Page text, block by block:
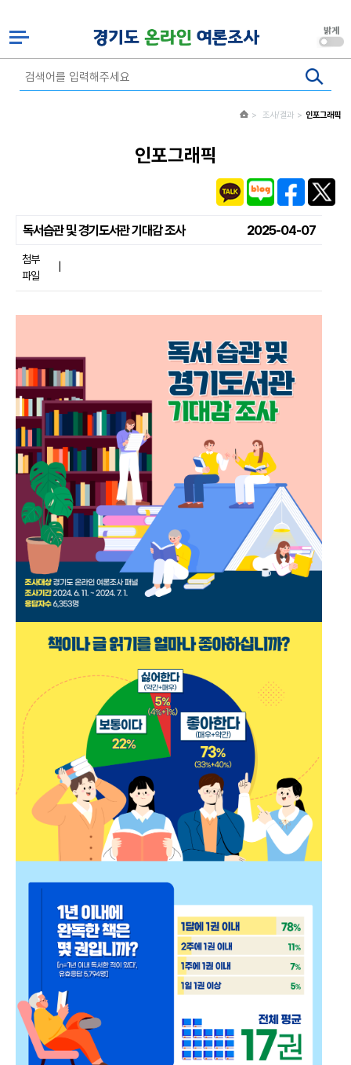
조사/결과 인포그래픽
인포그래픽
독서습관 및 경기도서관 기대감 조사 2025-04-07
첨부
파일